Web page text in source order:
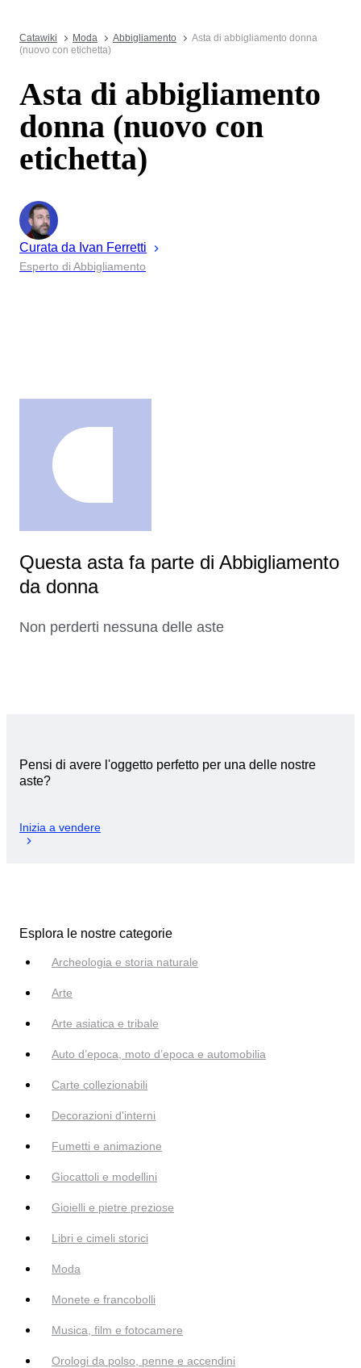
Catawiki Moda Abbigliamento
Asta di abbigliamento donna
(nuovo con etichetta)
Asta di abbigliamento
donna (nuovo con
etichetta)
Curata da Ivan Ferretti
Esperto di Abbigliamento
Questa asta fa parte di Abbigliamento
da donna
Non perderti nessuna delle aste
Pensi di avere l'oggetto perfetto per una delle nostre
aste?
Inizia a vendere
Esplora le nostre categorie
Archeologia e storia naturale
Arte
Arte asiatica e tribale
Auto d’epoca, moto d’epoca e automobilia
Carte collezionabili
Decorazioni d'interni
Fumetti e animazione
Giocattoli e modellini
Gioielli e pietre preziose
Libri e cimeli storici
Moda
Monete e francobolli
Musica, film e fotocamere
Orologi da polso, penne e accendini